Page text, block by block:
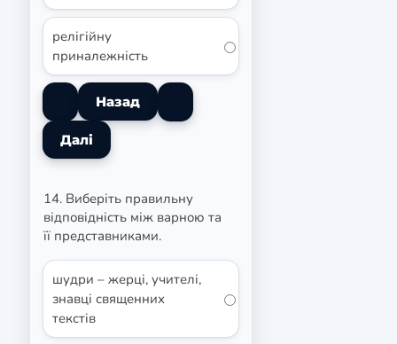
релігійну
приналежність
14. Виберіть правильну
відповідність між варною та
її представниками.
шудри – жерці, учителі,
знавці священних
текстів